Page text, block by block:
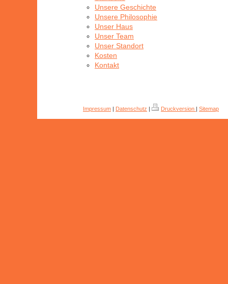
Unsere Geschichte
Unsere Philosophie
Unser Haus
Unser Team
Unser Standort
Kosten
Kontakt
Impressum | Datenschutz | Druckversion | Sitemap